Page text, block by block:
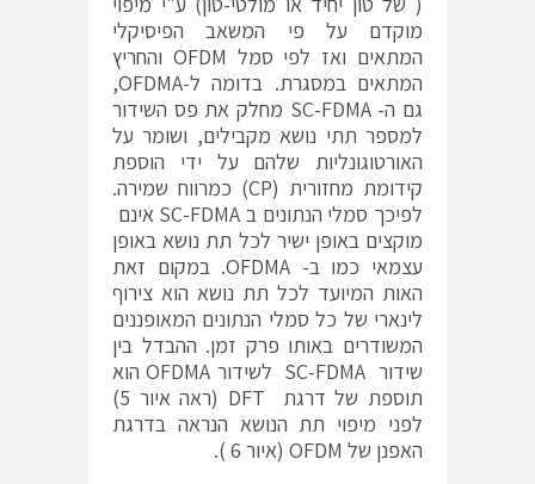
מוקדם על פי המשאב הפיסיקלי
המתאים ואז לפי סמל OFDM והחריץ
המתאים במסגרת. בדומה ל-OFDMA,
גם ה- SC-FDMA מחלק את פס השידור
למספר תתי נושא מקבילים, ושומר על
האורטוגונליות שלהם על ידי הוספת
קידומת מחזורית (CP) כמרווח שמירה.
לפיכך סמלי הנתונים ב SC-FDMA אינם
מוקצים באופן ישיר לכל תת נושא באופן
עצמאי כמו ב- OFDMA. במקום זאת
האות המיועד לכל תת נושא הוא צירוף
לינארי של כל סמלי הנתונים המאופננים
המשודרים באותו פרק זמן. ההבדל בין
שידור SC-FDMA לשידור OFDMA הוא
תוספת של דרגת DFT (ראה איור 5)
לפני מיפוי תת הנושא הנראה בדרגת
האפנן של OFDM (איור 6 ).